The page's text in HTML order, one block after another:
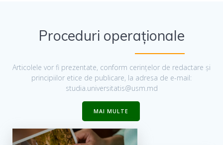
Proceduri operaționale
Articolele vor fi prezentate, conform cerințelor de redactare și
principiilor etice de publicare, la adresa de e-mail:
studia.universitatis@usm.md
MAI MULTE